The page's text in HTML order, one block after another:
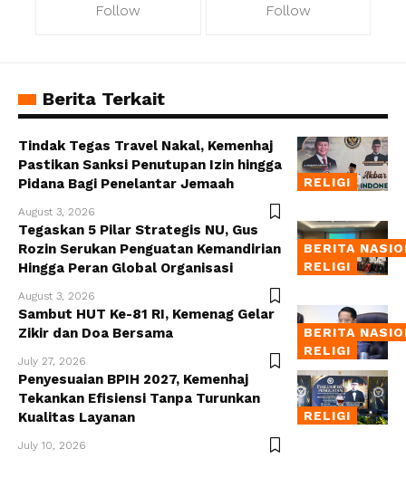
Follow Follow
Berita Terkait
RELIGI
Tindak Tegas Travel Nakal, Kemenhaj
Pastikan Sanksi Penutupan Izin hingga
Pidana Bagi Penelantar Jemaah
August 3, 2026
BERITA
RELIGI
Tegaskan 5 Pilar Strategis NU, Gus
Rozin Serukan Penguatan Kemandirian
Hingga Peran Global Organisasi
August 3, 2026
BERITA
RELIGI
Sambut HUT Ke-81 RI, Kemenag Gelar
Zikir dan Doa Bersama
July 27, 2026
RELIGI
Penyesuaian BPIH 2027, Kemenhaj
Tekankan Efisiensi Tanpa Turunkan
Kualitas Layanan
July 10, 2026